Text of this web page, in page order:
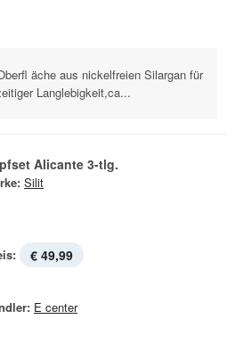
äche aus nickelfreien Silargan für
Langlebigkeit,ca...
Alicante 3-tlg.
Silit
€ 49,99
E center